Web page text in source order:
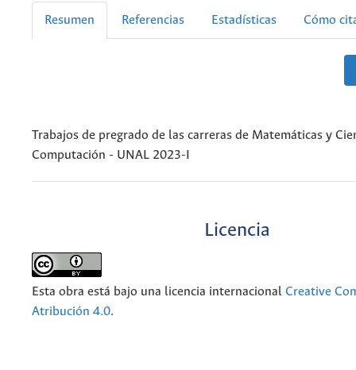
Resumen Referencias Estadísticas Cómo
Trabajos de pregrado de las carreras de Matemáticas y
Computación - UNAL 2023-I
Licencia
Esta obra está bajo una licencia internacional Creative
Atribución 4.0.